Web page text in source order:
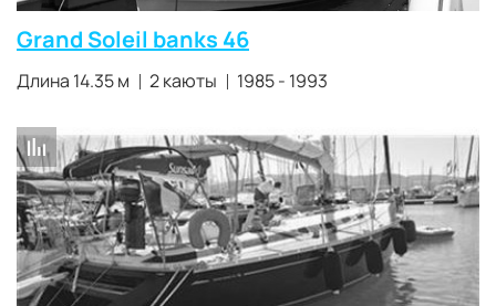
Grand Soleil banks 46
Длина 14.35 м 2 каюты 1985 - 1993